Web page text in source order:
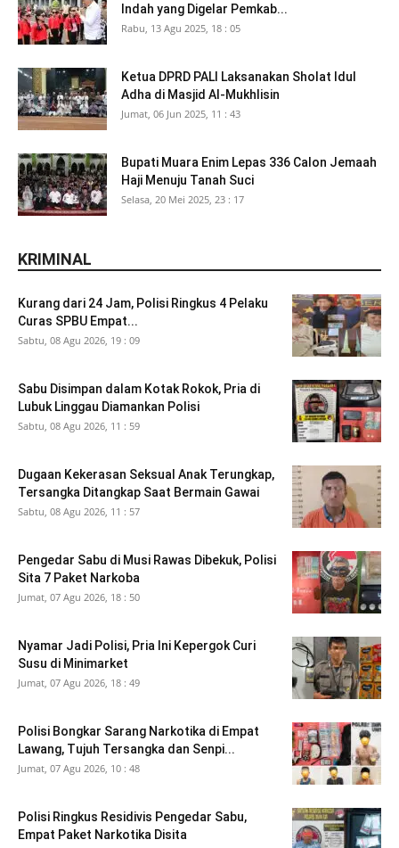
Indah yang Digelar Pemkab...
Rabu, 13 Agu 2025, 18 : 05
Ketua DPRD PALI Laksanakan Sholat Idul
Adha di Masjid Al-Mukhlisin
Jumat, 06 Jun 2025, 11 : 43
Bupati Muara Enim Lepas 336 Calon Jemaah
Haji Menuju Tanah Suci
Selasa, 20 Mei 2025, 23 : 17
KRIMINAL
Kurang dari 24 Jam, Polisi Ringkus 4 Pelaku
Curas SPBU Empat...
Sabtu, 08 Agu 2026, 19 : 09
Sabu Disimpan dalam Kotak Rokok, Pria di
Lubuk Linggau Diamankan Polisi
Sabtu, 08 Agu 2026, 11 : 59
Dugaan Kekerasan Seksual Anak Terungkap,
Tersangka Ditangkap Saat Bermain Gawai
Sabtu, 08 Agu 2026, 11 : 57
Pengedar Sabu di Musi Rawas Dibekuk, Polisi
Sita 7 Paket Narkoba
Jumat, 07 Agu 2026, 18 : 50
Nyamar Jadi Polisi, Pria Ini Kepergok Curi
Susu di Minimarket
Jumat, 07 Agu 2026, 18 : 49
Polisi Bongkar Sarang Narkotika di Empat
Lawang, Tujuh Tersangka dan Senpi...
Jumat, 07 Agu 2026, 10 : 48
Polisi Ringkus Residivis Pengedar Sabu,
Empat Paket Narkotika Disita